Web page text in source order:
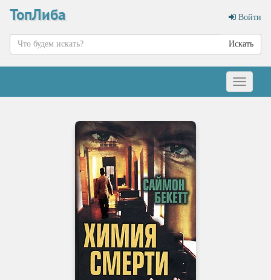
ТопЛиба Войти
Искать
Меню